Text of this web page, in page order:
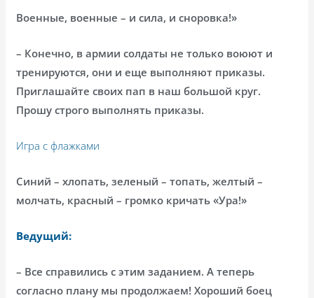
Военные, военные – и сила, и сноровка!»
– Конечно, в армии солдаты не только воюют и
тренируются, они и еще выполняют приказы.
Приглашайте своих пап в наш большой круг.
Прошу строго выполнять приказы.
Игра с флажками
Синий – хлопать, зеленый – топать, желтый –
молчать, красный – громко кричать «Ура!»
Ведущий:
– Все справились с этим заданием. А теперь
согласно плану мы продолжаем! Хороший боец